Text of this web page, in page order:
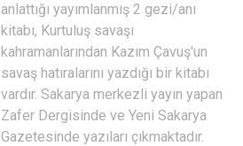
anlattığı yayımlanmış 2 gezi/anı
kitabı, Kurtuluş savaşı
kahramanlarından Kazım Çavuş'un
savaş hatıralarını yazdığı bir kitabı
vardır. Sakarya merkezli yayın yapan
Zafer Dergisinde ve Yeni Sakarya
Gazetesinde yazıları çıkmaktadır.